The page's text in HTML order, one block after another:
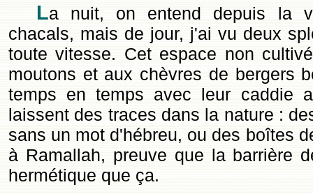
La nuit, on entend depuis la
chacals, mais de jour, j'ai vu deux
toute vitesse. Cet espace non
moutons et aux chèvres de bergers
temps en temps avec leur caddie
laissent des traces dans la nature :
sans un mot d'hébreu, ou des boîtes
à Ramallah, preuve que la barrière
hermétique que ça.